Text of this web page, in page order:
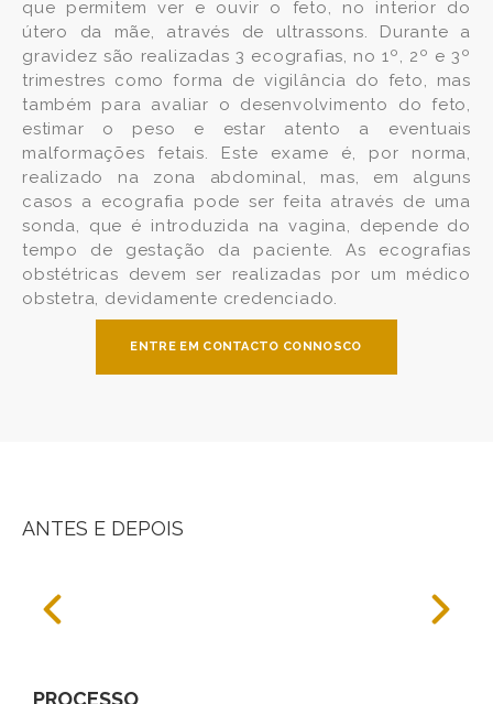
que permitem ver e ouvir o feto, no interior do
útero da mãe, através de ultrassons. Durante a
gravidez são realizadas 3 ecografias, no 1º, 2º e 3º
trimestres como forma de vigilância do feto, mas
também para avaliar o desenvolvimento do feto,
estimar o peso e estar atento a eventuais
malformações fetais. Este exame é, por norma,
realizado na zona abdominal, mas, em alguns
casos a ecografia pode ser feita através de uma
sonda, que é introduzida na vagina, depende do
tempo de gestação da paciente. As ecografias
obstétricas devem ser realizadas por um médico
obstetra, devidamente credenciado.
ENTRE EM CONTACTO CONNOSCO
ANTES E DEPOIS
PROCESSO